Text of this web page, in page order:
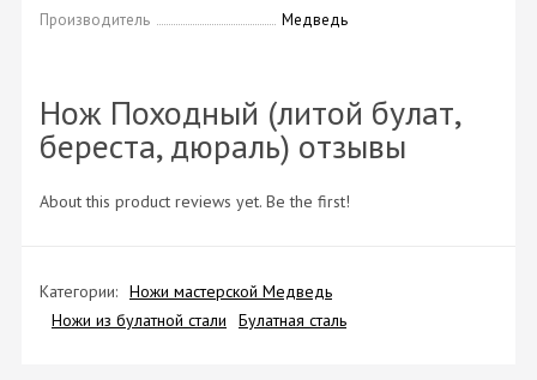
Производитель
Медведь
Нож Походный (литой булат,
береста, дюраль) отзывы
About this product reviews yet. Be the first!
Категории: Ножи мастерской Медведь
Ножи из булатной стали
Булатная сталь